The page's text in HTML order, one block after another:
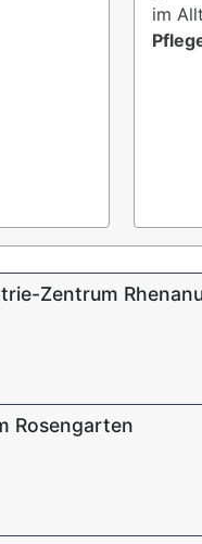
im
Zentrum
Rosengarten